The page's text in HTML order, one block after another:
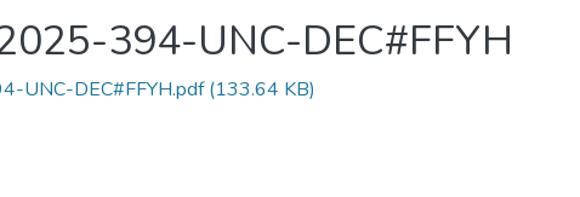
394-UNC-DEC#FFYH
UNC-DEC#FFYH.pdf(133.64 KB)